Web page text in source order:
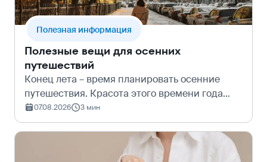
Полезная информация
Полезные вещи для осенних
путешествий
Конец лета – время планировать осенние
путешествия. Красота этого времени года
неоспорима, но, к сожалению, слишком часто
сопряжена с погодными неурядицами.
Солнце слишком быстро может смениться на
07.08.2026 3 мин